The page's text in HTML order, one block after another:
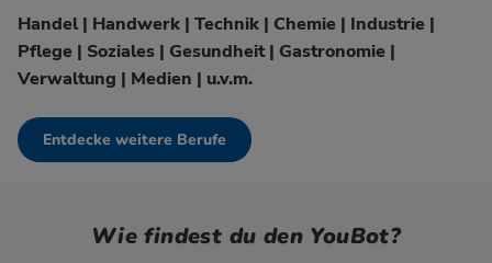
Handel | Handwerk | Technik | Chemie | Industrie |
Pflege | Soziales | Gesundheit | Gastronomie |
Verwaltung | Medien | u.v.m.
Entdecke weitere Berufe
Wie findest du den YouBot?